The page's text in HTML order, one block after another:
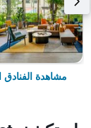
مشاهدة